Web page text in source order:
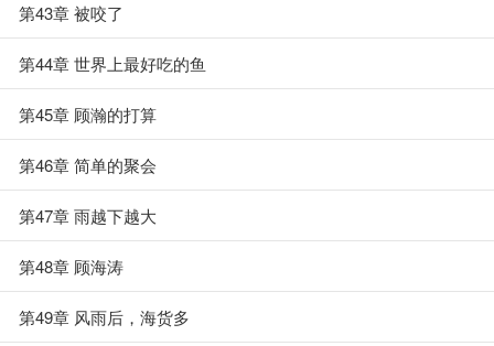
第43章 被咬了
第44章 世界上最好吃的鱼
第45章 顾瀚的打算
第46章 简单的聚会
第47章 雨越下越大
第48章 顾海涛
第49章 风雨后，海货多